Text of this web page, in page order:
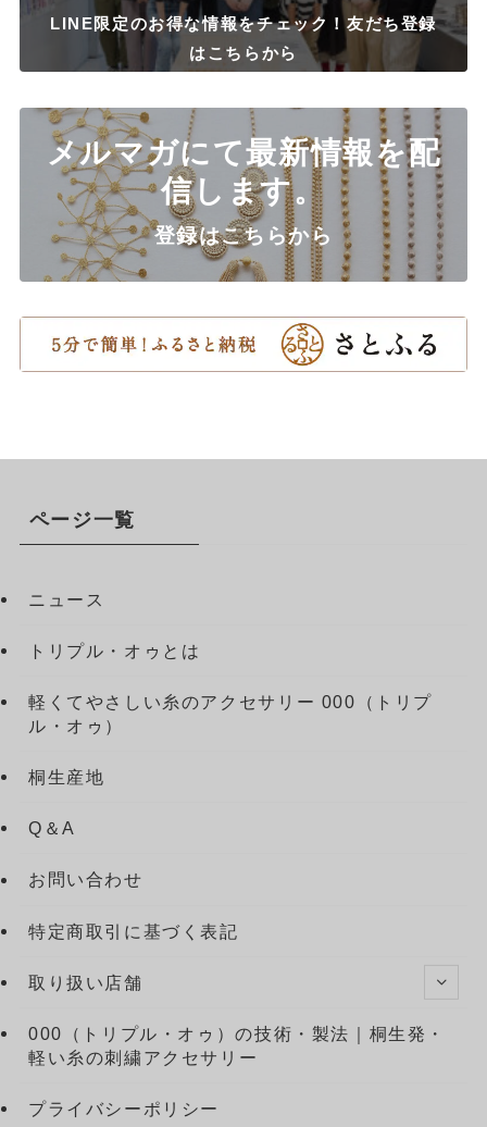
LINE限定のお得な情報をチェック！友だち登録
はこちらから
メルマガにて最新情報を配
信します。
登録はこちらから
ページ一覧
ニュース
トリプル・オゥとは
軽くてやさしい糸のアクセサリー 000（トリプ
ル・オゥ）
桐生産地
Q＆A
お問い合わせ
特定商取引に基づく表記
取り扱い店舗
000（トリプル・オゥ）の技術・製法｜桐生発・
軽い糸の刺繍アクセサリー
プライバシーポリシー